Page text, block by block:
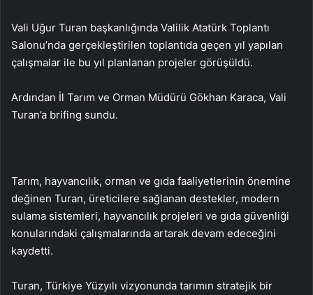
Vali Uğur Turan başkanlığında Valilik Atatürk Toplantı
Salonu’nda gerçekleştirilen toplantıda geçen yıl yapılan
çalışmalar ile bu yıl planlanan projeler görüşüldü.
Ardından İl Tarım ve Orman Müdürü Gökhan Karaca, Vali
Turan’a brifing sundu.
Tarım, hayvancılık, orman ve gıda faaliyetlerinin önemine
değinen Turan, üreticilere sağlanan destekler, modern
sulama sistemleri, hayvancılık projeleri ve gıda güvenliği
konularındaki çalışmalarında artarak devam edeceğini
kaydetti.
Turan, Türkiye Yüzyılı vizyonunda tarımın stratejik bir